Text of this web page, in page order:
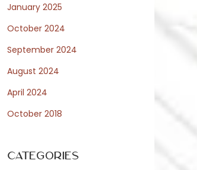
January 2025
October 2024
September 2024
August 2024
April 2024
October 2018
Categories